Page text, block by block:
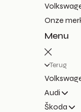
Onze
Menu
Terug
Audi
Škoda